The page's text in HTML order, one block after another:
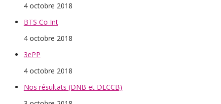
4 octobre 2018
BTS Co Int
4 octobre 2018
3ePP
4 octobre 2018
Nos résultats (DNB et DECCB)